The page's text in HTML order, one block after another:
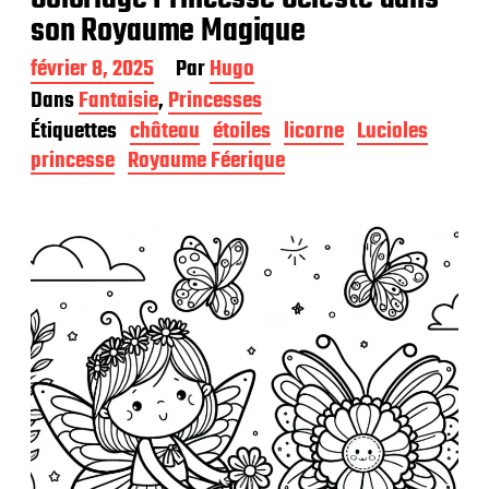
son Royaume Magique
D
a
t
e
d
e
b
l
i
c
a
t
i
o
n
février 8, 2025 ParHugo
DansFantaisie,Princesses
Étiquettes château étoiles licorne Lucioles
princesse Royaume Féerique